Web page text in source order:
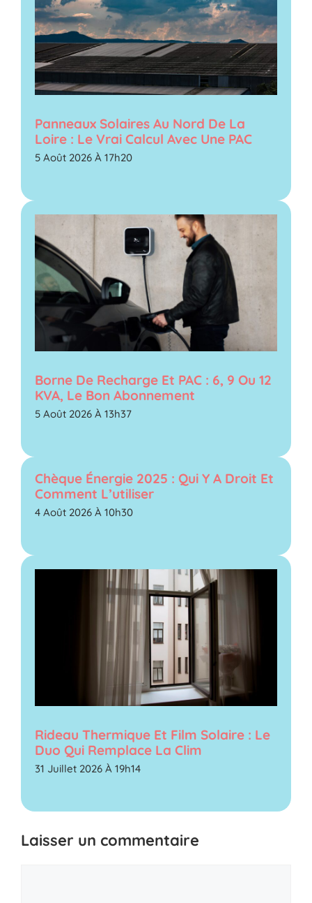
Panneaux Solaires Au Nord De La
Loire : Le Vrai Calcul Avec Une PAC
5 Août 2026 À 17h20
Borne De Recharge Et PAC : 6, 9 Ou 12
KVA, Le Bon Abonnement
5 Août 2026 À 13h37
Chèque Énergie 2025 : Qui Y A Droit Et
Comment L’utiliser
4 Août 2026 À 10h30
Rideau Thermique Et Film Solaire : Le
Duo Qui Remplace La Clim
31 Juillet 2026 À 19h14
Laisser un commentaire